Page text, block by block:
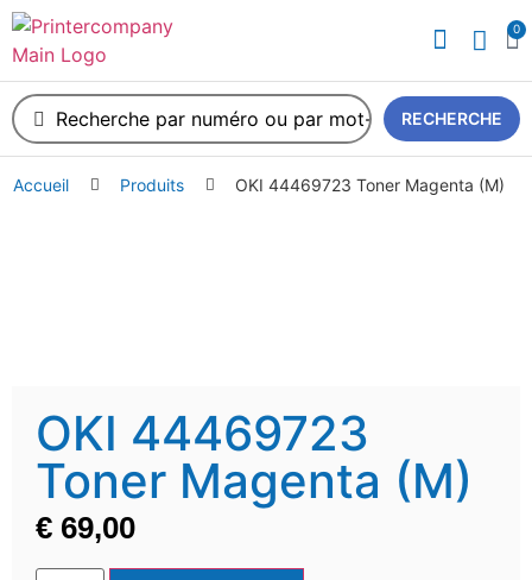
0
RECHERCHE
Accueil Produits OKI 44469723 Toner Magenta (M)
OKI 44469723
Toner Magenta (M)
€ 69,00